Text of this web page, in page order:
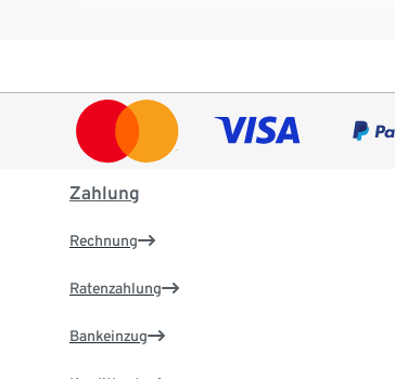
Zahlung
Rechnung
Ratenzahlung
Bankeinzug